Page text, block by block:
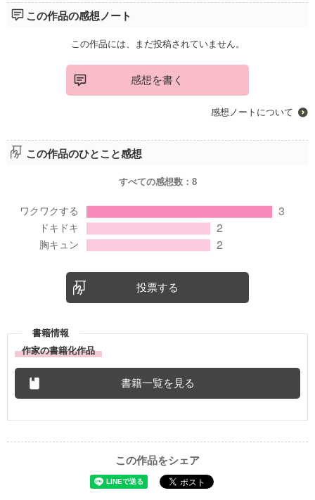
この作品の感想ノート
この作品には、まだ投稿されていません。
感想を書く
感想ノートについて
この作品のひとこと感想
すべての感想数： 8
投票する
書籍情報
作家の書籍化作品
書籍一覧を見る
この作品をシェア